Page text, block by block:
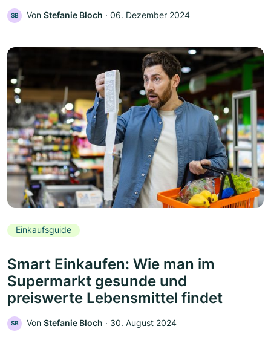
SB Von Stefanie Bloch ‧ 06. Dezember 2024
Einkaufsguide
Smart Einkaufen: Wie man im
Supermarkt gesunde und
preiswerte Lebensmittel findet
SB Von Stefanie Bloch ‧ 30. August 2024